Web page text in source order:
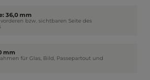
36,0 mm
bzw. sichtbaren Seite des
mm
für Glas, Bild, Passepartout und